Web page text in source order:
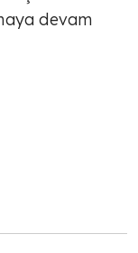
devam